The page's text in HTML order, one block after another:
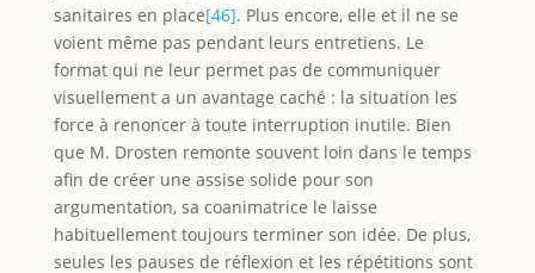
sanitaires en place[46]. Plus encore, elle et il ne se
voient même pas pendant leurs entretiens. Le
format qui ne leur permet pas de communiquer
visuellement a un avantage caché : la situation les
force à renoncer à toute interruption inutile. Bien
que M. Drosten remonte souvent loin dans le temps
afin de créer une assise solide pour son
argumentation, sa coanimatrice le laisse
habituellement toujours terminer son idée. De plus,
seules les pauses de réflexion et les répétitions sont